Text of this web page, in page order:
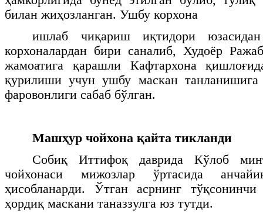
билан жиҳозланган. Ушбу корхона
ишлаб чиқариш иқтидори юзасидан
корхоналардан бири саналиб, Худоёр
жамоатига қарашли Кафтархона
қурилиши учун ушбу маскан
фаровонлиги сабаб бўлган.
Машҳур чойхона қайта тикланди
Собиқ Иттифоқ даврида Кўлоб
чойхонаси мижозлар ўртасида
ҳисобланарди. Ўтган асрнинг
ҳордиқ маскани таназзулга юз тутди.